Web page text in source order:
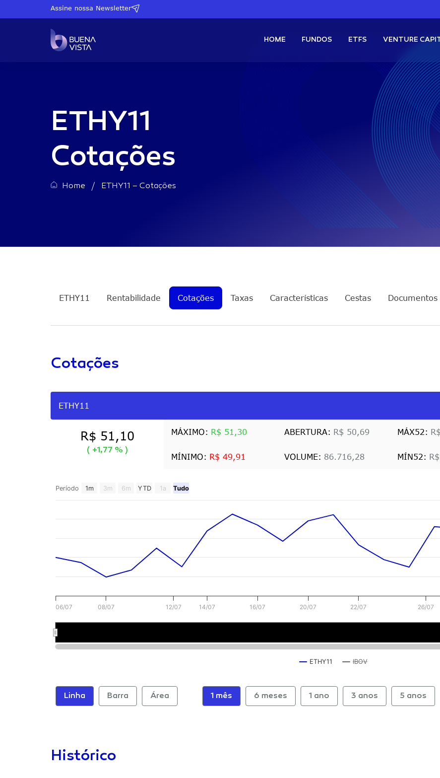
Assine nossa Newsletter
HOME FUNDOS ETFS
QQQI11
COIN11Bitcoin + Proventos Mensais
IWMI11Small Caps Americanas + Proventos
Mercado Imobiliário Americano +
Boosted Proventos Mensais
Bitcoin Boosted + Proventos Mensais
S&P500 Boosted + Proventos Mensais
VENTURE
ETHY11
Cotações
Home / ETHY11 – Cotações
ETHY11 Rentabilidade Cotações Taxas Características Cestas Documentos
Cotações
ETHY11
R$ 51,10
( +1,77 % )
MÁXIMO: R$ 51,30
MÍNIMO: R$ 49,91
ABERTURA: R$ 50,69
VOLUME: 86.716,28
MÁX52:
MÍN52:
Período 1m 3m 6m YTD 1a Tudo
ETHY11 IBOV
06/07 08/07 12/07 14/07 16/07 20/07 22/07 26/07
Histórico